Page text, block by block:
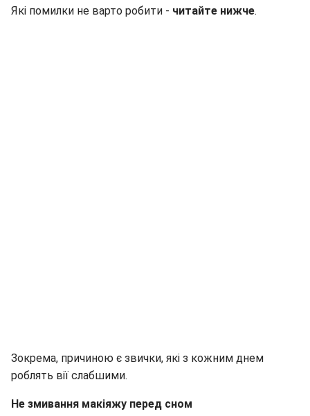
Які помилки не варто робити - читайте нижче.
Зокрема, причиною є звички, які з кожним днем ​​
роблять вії слабшими.
Не змивання макіяжу перед сном